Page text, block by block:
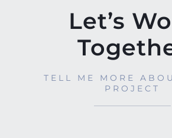
Let’s
TELL ME MORE
PROJECT